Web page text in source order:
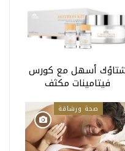
أسهل مع كورس
فيتامينات مكثف
صحة ورشاقة